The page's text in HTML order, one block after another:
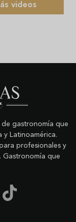
videos
gastronomía que
y Latinoamérica.
profesionales y
Gastronomía que